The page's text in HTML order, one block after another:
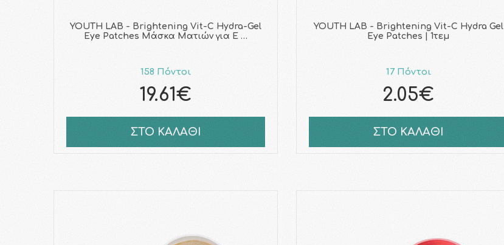
YOUTH LAB - Brightening Vit-C Hydra-Gel
Eye Patches Μάσκα Ματιών για Ε …
158 Πόντοι
19.61€
ΣΤΟ ΚΑΛΑΘΙ
YOUTH LAB - Brightening Vit-C Hydra Gel
Eye Patches | 1τεμ
17 Πόντοι
2.05€
ΣΤΟ ΚΑΛΑΘΙ